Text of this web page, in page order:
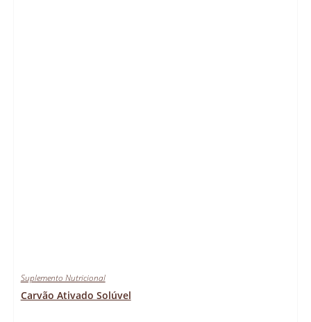
Suplemento Nutricional
Carvão Ativado Solúvel